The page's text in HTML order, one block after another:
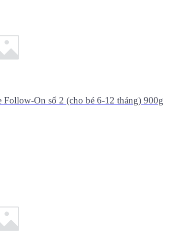
Follow-On số 2 (cho bé 6-12 tháng) 900g